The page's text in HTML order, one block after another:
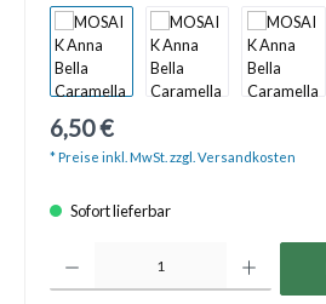
6,50 €
* Preise inkl. MwSt. zzgl. Versandkosten
Sofort lieferbar